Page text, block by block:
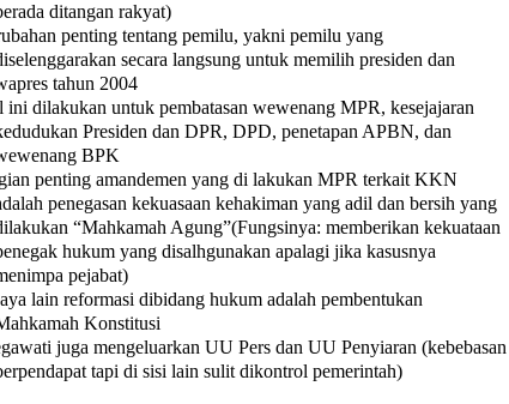
ditangan rakyat)
penting tentang pemilu, yakni pemilu yang
secara langsung untuk memilih presiden dan
tahun 2004
ini dilakukan untuk pembatasan wewenang MPR, kesejajaran
Presiden dan DPR, DPD, penetapan APBN, dan
BPK
penting amandemen yang di lakukan MPR terkait KKN
penegasan kekuasaan kehakiman yang adil dan bersih yang
“Mahkamah Agung”(Fungsinya: memberikan kekuataan
hukum yang disalhgunakan apalagi jika kasusnya
pejabat)
lain reformasi dibidang hukum adalah pembentukan
Konstitusi
juga mengeluarkan UU Pers dan UU Penyiaran (kebebasan
tapi di sisi lain sulit dikontrol pemerintah)